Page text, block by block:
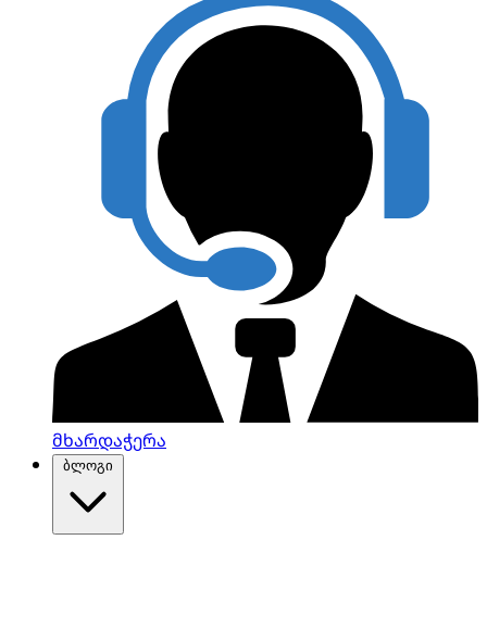
მხარდაჭერა